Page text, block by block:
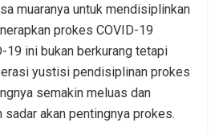
muaranya untuk mendisiplinkan
prokes COVID-19
19 ini bukan berkurang tetapi
yustisi pendisiplinan prokes
semakin meluas dan
akan pentingnya prokes.